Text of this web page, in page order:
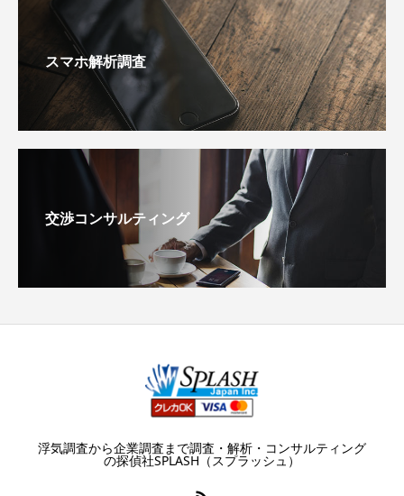
スマホ解析調査
交渉コンサルティング
浮気調査から企業調査まで調査・解析・コンサルティング
の探偵社SPLASH（スプラッシュ）